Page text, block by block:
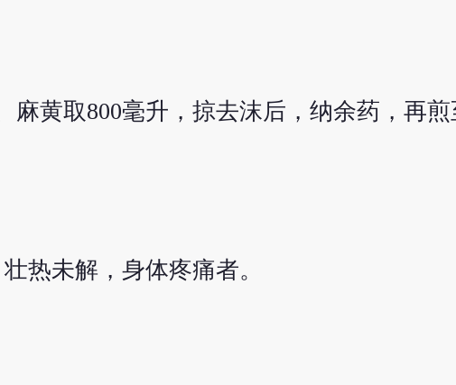
黄取800毫升，掠去沫后，纳余药，再煎
热未解，身体疼痛者。